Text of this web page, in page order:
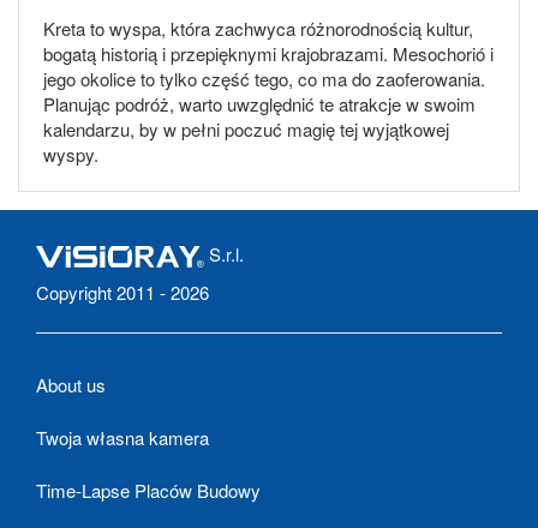
Kreta to wyspa, która zachwyca różnorodnością kultur,
bogatą historią i przepięknymi krajobrazami. Mesochorió i
jego okolice to tylko część tego, co ma do zaoferowania.
Planując podróż, warto uwzględnić te atrakcje w swoim
kalendarzu, by w pełni poczuć magię tej wyjątkowej
wyspy.
S.r.l.
Copyright 2011 - 2026
About us
Twoja własna kamera
Time-Lapse Placów Budowy